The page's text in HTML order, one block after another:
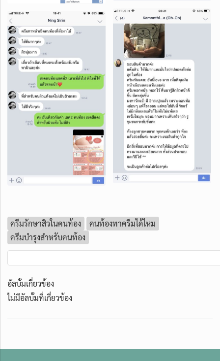
ครีมรักษาสิวในคนท้อง
คนท้องทาครีมได้ไหม
ครีมบำรุงสำหรับคนท้อง
อัลบั้มเกี่ยวข้อง
ไม่มีอัลบั้มที่เกี่ยวข้อง